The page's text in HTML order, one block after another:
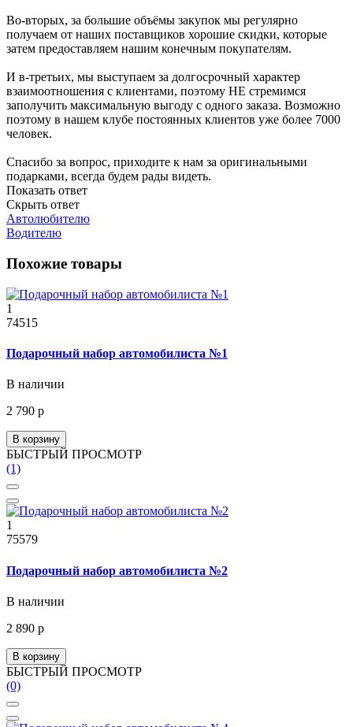
Во-вторых, за большие объёмы закупок мы регулярно
получаем от наших поставщиков хорошие скидки, которые
затем предоставляем нашим конечным покупателям.
И в-третьих, мы выступаем за долгосрочный характер
взаимоотношения с клиентами, поэтому НЕ стремимся
заполучить максимальную выгоду с одного заказа. Возможно
поэтому в нашем клубе постоянных клиентов уже более 7000
человек.
Спасибо за вопрос, приходите к нам за оригинальными
подарками, всегда будем рады видеть.
Показать ответ
Скрыть ответ
Автолюбителю
Водителю
Похожие товары
1
74515
Подарочный набор автомобилиста №1
В наличии
2 790 р
В корзину
БЫСТРЫЙ ПРОСМОТР
(1)
1
75579
Подарочный набор автомобилиста №2
В наличии
2 890 р
В корзину
БЫСТРЫЙ ПРОСМОТР
(0)